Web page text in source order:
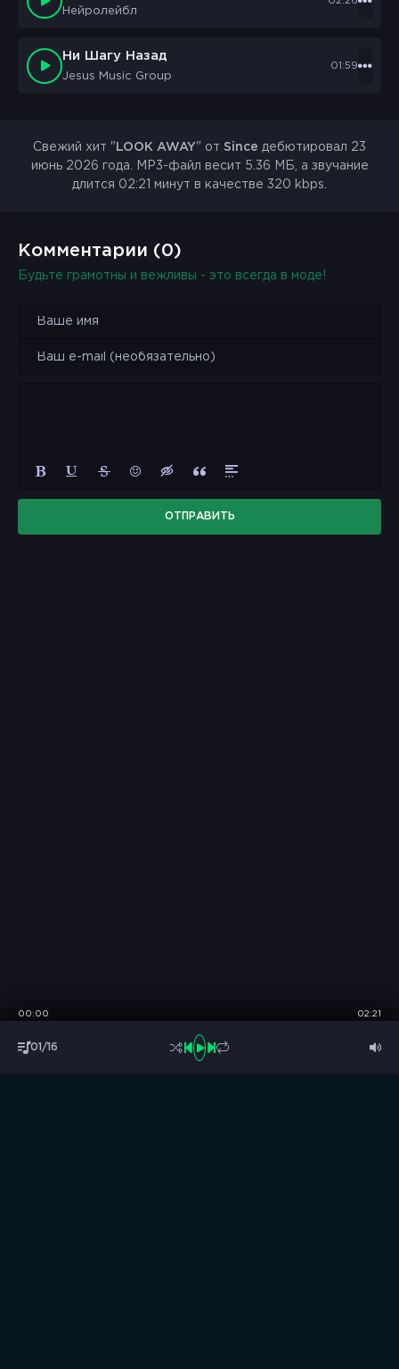
Нейролейбл
Ни Шагу Назад
Jesus Music Group
01:59
Свежий хит " LOOK AWAY" от Since дебютировал 23
июнь 2026 года. MP3-файл весит 5.36 МБ, а звучание
длится 02:21 минут в качестве 320 kbps.
Комментарии (0)
Будьте грамотны и вежливы - это всегда в моде!
ОТПРАВИТЬ
01/16
00:00 02:21